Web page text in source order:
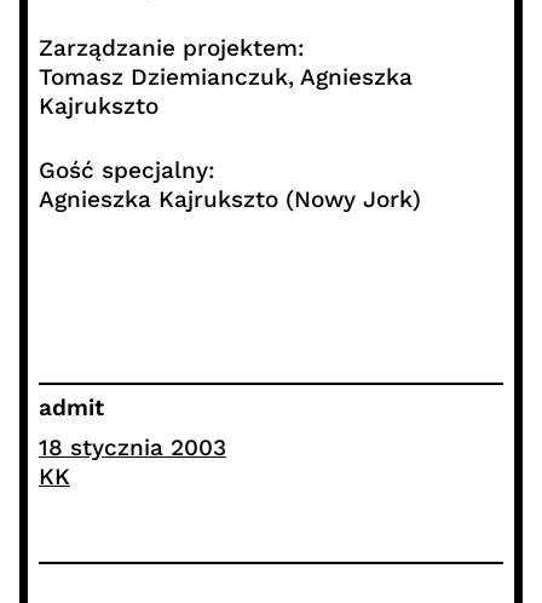
Zarządzanie projektem:
Tomasz Dziemianczuk, Agnieszka
Kajrukszto
Gość specjalny:
Agnieszka Kajrukszto (Nowy Jork)
admit
18 stycznia 2003
KK